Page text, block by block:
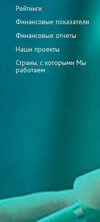
Рейтинги
Финансовые показатели
Финансовые отчеты
Наши проекты
Страны, с которыми Мы
работаем